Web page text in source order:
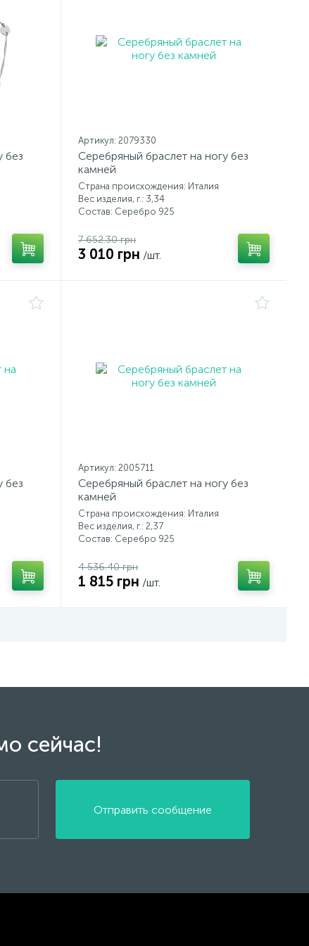
без
Артикул: 2079330
Серебряный браслет на ногу без
камней
Страна происхождения: Италия
Вес изделия, г.: 3,34
Состав: Серебро 925
7 652.30 грн
3 010 грн /шт.
без
Артикул: 2005711
Серебряный браслет на ногу без
камней
Страна происхождения: Италия
Вес изделия, г.: 2,37
Состав: Серебро 925
4 536.40 грн
1 815 грн /шт.
сейчас!
Отправить сообщение